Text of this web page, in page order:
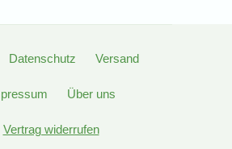
Datenschutz Versand
Über uns
Vertrag widerrufen